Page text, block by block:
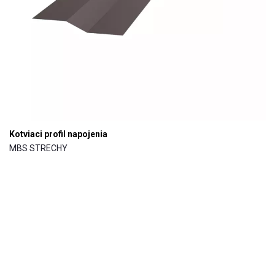
Kotviaci profil napojenia
MBS STRECHY